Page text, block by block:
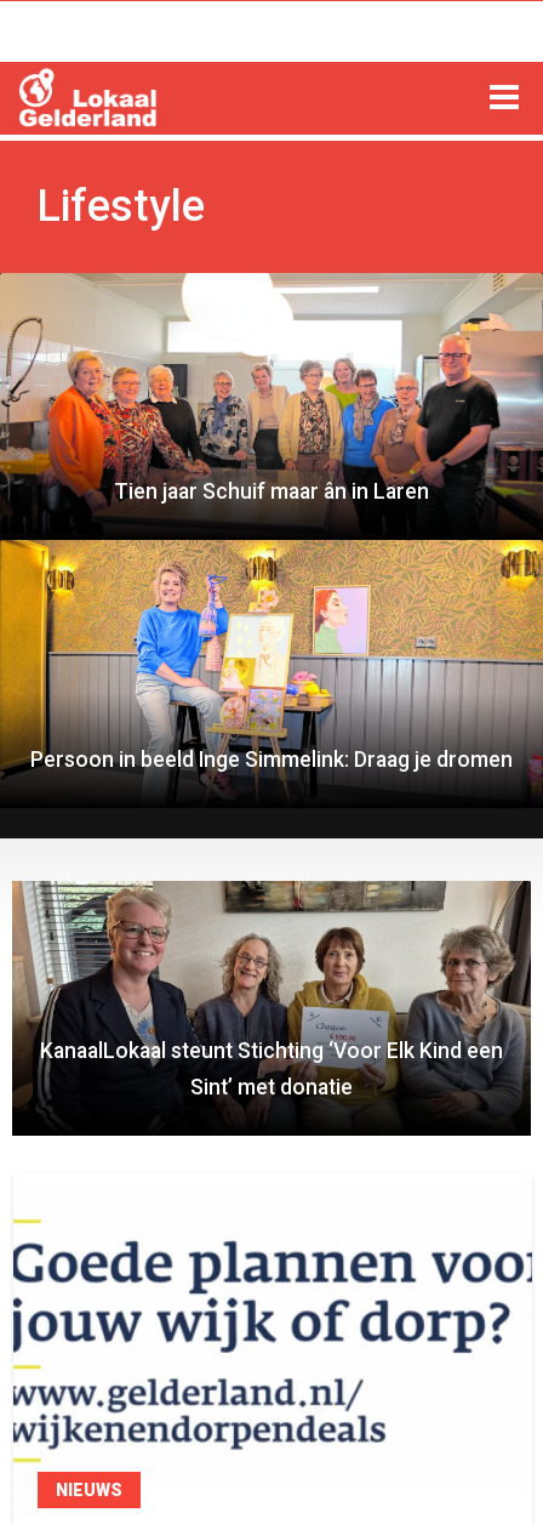
LOCHEM
ZUTPHEN
COLUMNS
RADIO
ZOEKEN
Lifestyle
Tien jaar Schuif maar ân in Laren
Persoon in beeld Inge Simmelink: Draag je dromen
KanaalLokaal steunt Stichting ‘Voor Elk Kind een
Sint’ met donatie
NIEUWS